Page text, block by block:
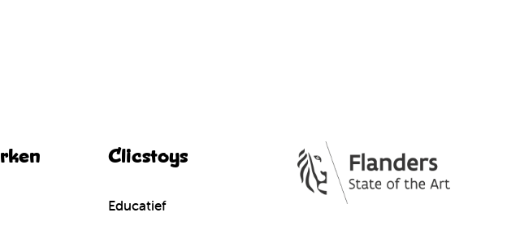
Clicstoys
Educatief